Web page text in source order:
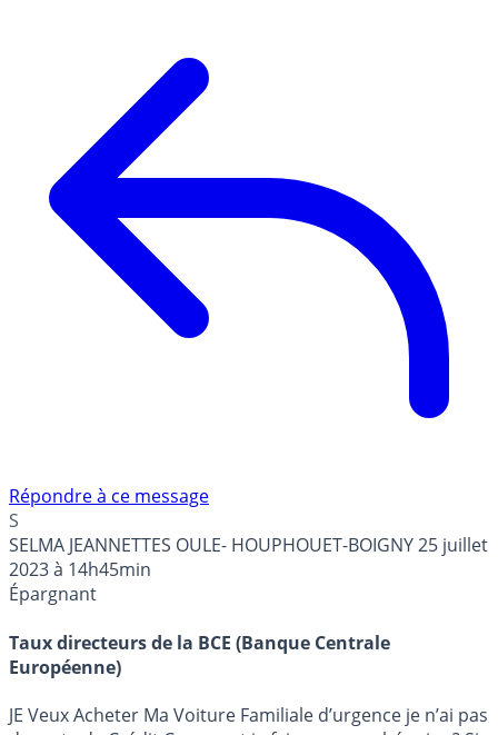
Répondre à ce message
S
SELMA JEANNETTES OULE- HOUPHOUET-BOIGNY25 juillet
2023 à 14h45min
Épargnant
Taux directeurs de la BCE (Banque Centrale
Européenne)
JE Veux Acheter Ma Voiture Familiale d’urgence je n’ai pas